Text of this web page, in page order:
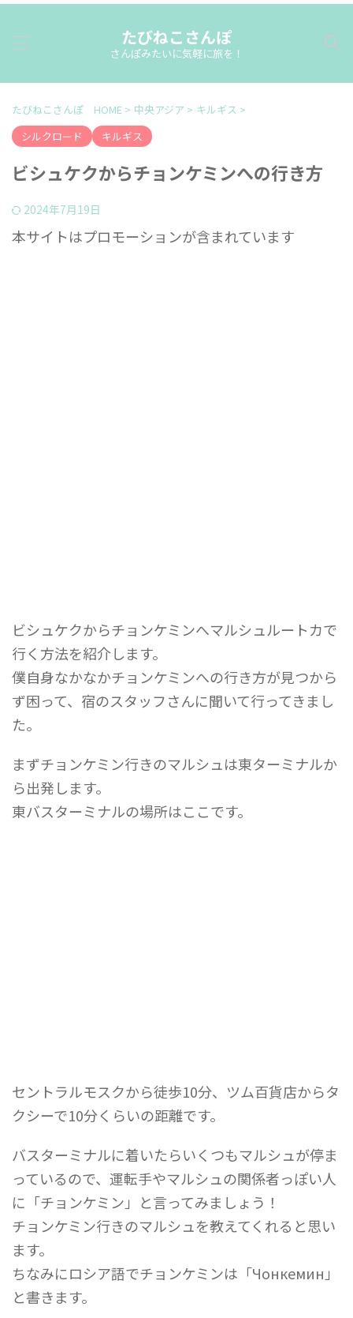
たびねこさんぽ
さんぽみたいに気軽に旅を！
たびねこさんぽ HOME > 中央アジア > キルギス >
シルクロード
キルギス
ビシュケクからチョンケミンへの行き方
2024年7月19日
本サイトはプロモーションが含まれています
ビシュケクからチョンケミンへマルシュルートカで
行く方法を紹介します。
僕自身なかなかチョンケミンへの行き方が見つから
ず困って、宿のスタッフさんに聞いて行ってきまし
た。
まずチョンケミン行きのマルシュは東ターミナルか
ら出発します。
東バスターミナルの場所はここです。
セントラルモスクから徒歩10分、ツム百貨店からタ
クシーで10分くらいの距離です。
バスターミナルに着いたらいくつもマルシュが停ま
っているので、運転手やマルシュの関係者っぽい人
に「チョンケミン」と言ってみましょう！
チョンケミン行きのマルシュを教えてくれると思い
ます。
ちなみにロシア語でチョンケミンは「Чонкемин」
と書きます。